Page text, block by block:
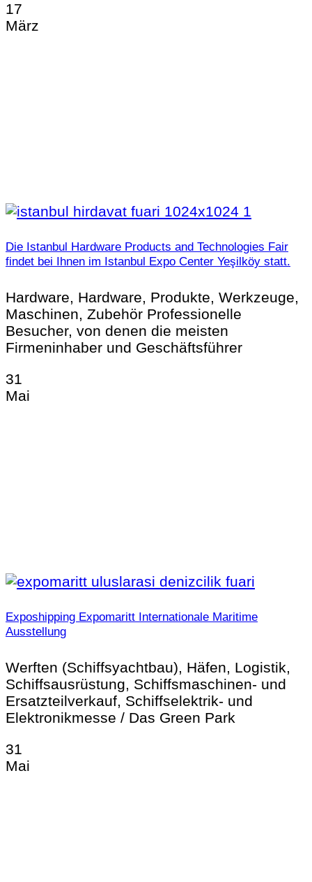
17
März
Die Istanbul Hardware Products and Technologies Fair
findet bei Ihnen im Istanbul Expo Center Yeşilköy statt.
Hardware, Hardware, Produkte, Werkzeuge,
Maschinen, Zubehör Professionelle
Besucher, von denen die meisten
Firmeninhaber und Geschäftsführer
31
Mai
Exposhipping Expomaritt Internationale Maritime
Ausstellung
Werften (Schiffsyachtbau), Häfen, Logistik,
Schiffsausrüstung, Schiffsmaschinen- und
Ersatzteilverkauf, Schiffselektrik- und
Elektronikmesse / Das Green Park
31
Mai